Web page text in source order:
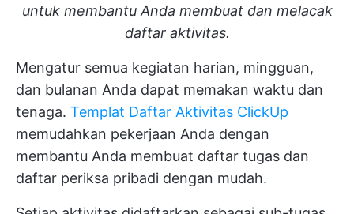
untuk membantu Anda membuat dan melacak
daftar aktivitas.
Mengatur semua kegiatan harian, mingguan,
dan bulanan Anda dapat memakan waktu dan
tenaga. Templat Daftar Aktivitas ClickUp
memudahkan pekerjaan Anda dengan
membantu Anda membuat daftar tugas dan
daftar periksa pribadi dengan mudah.